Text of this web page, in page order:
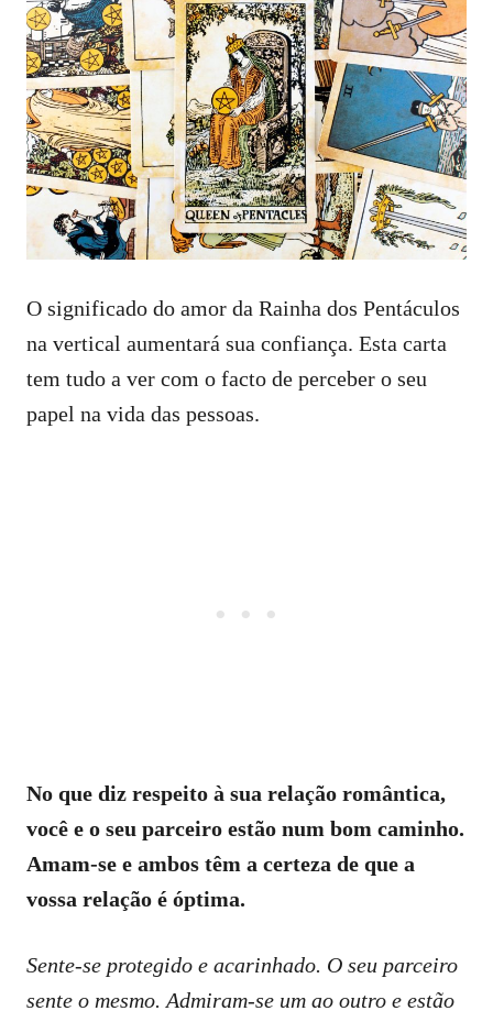
O significado do amor da Rainha dos Pentáculos
na vertical aumentará sua confiança. Esta carta
tem tudo a ver com o facto de perceber o seu
papel na vida das pessoas.
No que diz respeito à sua relação romântica,
você e o seu parceiro estão num bom caminho.
Amam-se e ambos têm a certeza de que a
vossa relação é óptima.
Sente-se protegido e acarinhado. O seu parceiro
sente o mesmo. Admiram-se um ao outro e estão